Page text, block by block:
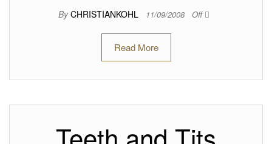
By CHRISTIANKOHL 11/09/2008 Off
Read More